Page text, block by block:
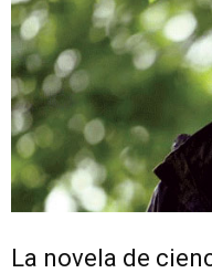
La novela de